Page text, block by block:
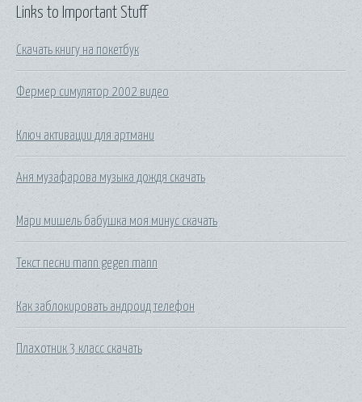
Links to Important Stuff
Скачать книгу на покетбук
Фермер симулятор 2002 видео
Ключ активации для артмани
Аня музафарова музыка дождя скачать
Мари мишель бабушка моя минус скачать
Текст песни mann gegen mann
Как заблокировать андроид телефон
Плахотник 3 класс скачать